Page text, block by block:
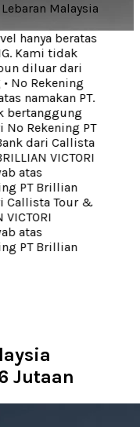
Malaysia
hanya beratas
Kami tidak
diluar dari
No Rekening
namakan PT.
bertanggung
Rekening PT
dari Callista
VICTORI
atas
PT Brillian
Callista Tour &
atas
PT Brillian
Jutaan